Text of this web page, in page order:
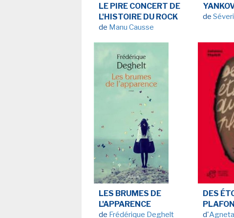
NEWSLETTER
recevoir des mails de la part d'Actusf. Vous pouvez vous
désinscrire à tout moment à travers les liens de
Mentions légales
LE PIRE CONCERT DE
L'HISTOIRE DU ROCK
de Manu Causse
de
LES BRUMES DE
L'APPARENCE
de Frédérique Deghelt
DES
d'